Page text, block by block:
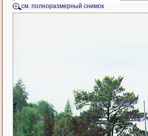
см. полноразмерный снимок